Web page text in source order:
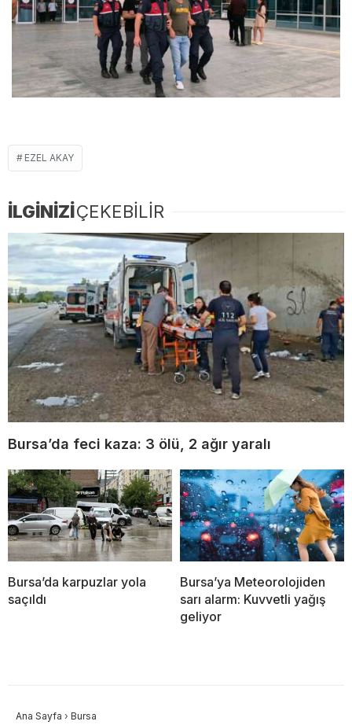
EZEL AKAY
İLGİNİZİÇEKEBİLİR
Bursa’da feci kaza: 3 ölü, 2 ağır yaralı
Bursa’da karpuzlar yola
saçıldı
Bursa’ya Meteorolojiden
sarı alarm: Kuvvetli yağış
geliyor
Ana Sayfa › Bursa